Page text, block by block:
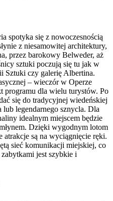
spotyka się z nowoczesnością
z niesamowitej architektury,
przez barokowy Belweder, aż
sztuki poczują się tu jak w
Sztuki czy galerię Albertina.
– wieczór w Operze
dla wielu turystów. Po
się do tradycyjnej wiedeńskiej
lub legendarnego sznycla. Dla
idealnym miejscem będzie
Dzięki wygodnym lotom
są na wyciągnięcie ręki.
sieć komunikacji miejskiej, co
jest szybkie i